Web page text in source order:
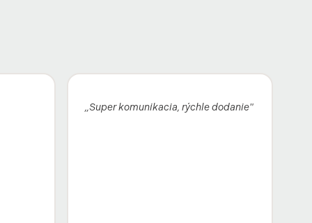
„Super komunikacia, rýchle dodanie"